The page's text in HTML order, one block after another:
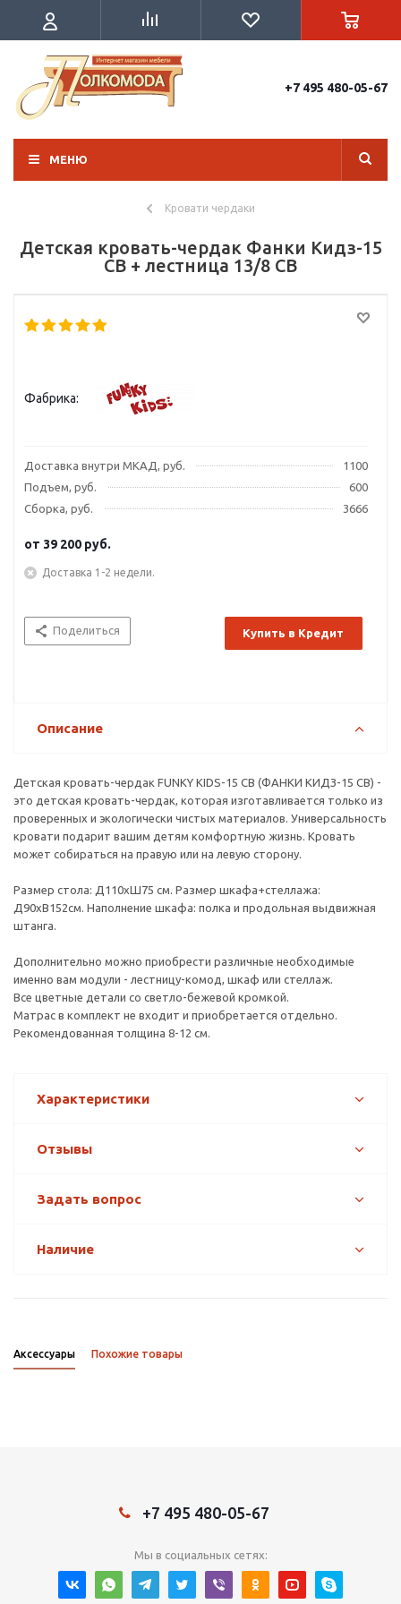
+7 495 480-05-67
МЕНЮ
Кровати чердаки
Детская кровать-чердак Фанки Кидз-15
СВ + лестница 13/8 СВ
Фабрика:
Доставка внутри МКАД, руб.
1100
Подъем, руб.
600
Сборка, руб.
3666
от 39 200 руб.
Доставка 1-2 недели.
Поделиться Купить в Кредит
Описание
Детская кровать-чердак FUNKY KIDS-15 СВ (ФАНКИ КИДЗ-15 СВ) -
это детская кровать-чердак, которая изготавливается только из
проверенных и экологически чистых материалов. Универсальность
кровати подарит вашим детям комфортную жизнь. Кровать
может собираться на правую или на левую сторону.
Размер стола: Д110хШ75 см. Размер шкафа+стеллажа:
Д90хВ152см. Наполнение шкафа: полка и продольная выдвижная
штанга.
Дополнительно можно приобрести различные необходимые
именно вам модули - лестницу-комод, шкаф или стеллаж.
Все цветные детали со светло-бежевой кромкой.
Матрас в комплект не входит и приобретается отдельно.
Рекомендованная толщина 8-12 см.
Характеристики
Отзывы
Задать вопрос
Наличие
Аксессуары Похожие товары
+7 495 480-05-67
Мы в социальных сетях: